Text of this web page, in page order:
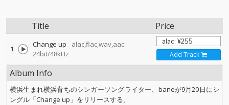
Title Price
1 Change up
alac,flac,wav,aac:
24bit/48kHz
Add Track
Album Info
横浜生まれ横浜育ちのシンガーソングライター、baneが9月20日にシ
ングル「Change up」をリリースする。